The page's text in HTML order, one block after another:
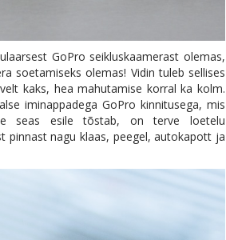
GoPro seikluskaamerast olemas,
soetamiseks olemas! Vidin tuleb sellises
kaks, hea mahutamise korral ka kolm.
iminappadega GoPro kinnitusega, mis
seas esile tõstab, on terve loetelu
pinnast nagu klaas, peegel, autokapott ja